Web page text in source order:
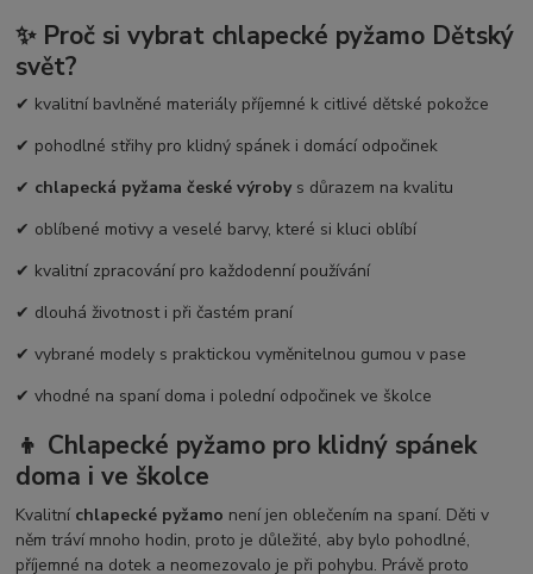
✨ Proč si vybrat chlapecké pyžamo Dětský
svět?
✔ kvalitní bavlněné materiály příjemné k citlivé dětské pokožce
✔ pohodlné střihy pro klidný spánek i domácí odpočinek
✔ chlapecká pyžama české výrobys důrazem na kvalitu
✔ oblíbené motivy a veselé barvy, které si kluci oblíbí
✔ kvalitní zpracování pro každodenní používání
✔ dlouhá životnost i při častém praní
✔ vybrané modely s praktickou vyměnitelnou gumou v pase
✔ vhodné na spaní doma i polední odpočinek ve školce
👦 Chlapecké pyžamo pro klidný spánek
doma i ve školce
Kvalitní chlapecké pyžamo není jen oblečením na spaní. Děti v
něm tráví mnoho hodin, proto je důležité, aby bylo pohodlné,
příjemné na dotek a neomezovalo je při pohybu. Právě proto